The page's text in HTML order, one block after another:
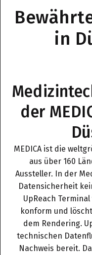
in
der
MEDICA ist die
aus über 160
Aussteller. In der
Datensicherheit
UpReach
konform und
dem Rendering.
technischen
Nachweis bereit.